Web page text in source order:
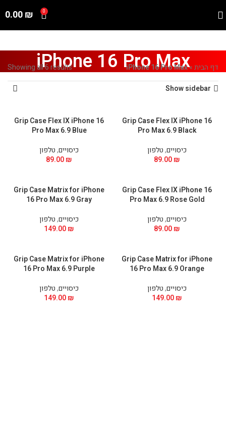
0
0.00₪
iPhone 16 Pro Max דף הבית»
iPhone 16 Pro Max
Showing all 6 results
Show sidebar
Grip Case Flex IX iPhone 16
Pro Max 6.9 Black
כיסויים,טלפון
89.00₪
Grip Case Flex IX iPhone 16
Pro Max 6.9 Blue
כיסויים,טלפון
89.00₪
Grip Case Flex IX iPhone 16
Pro Max 6.9 Rose Gold
כיסויים,טלפון
89.00₪
Grip Case Matrix for iPhone
16 Pro Max 6.9 Gray
כיסויים,טלפון
149.00₪
Grip Case Matrix for iPhone
16 Pro Max 6.9 Orange
כיסויים,טלפון
149.00₪
Grip Case Matrix for iPhone
16 Pro Max 6.9 Purple
כיסויים,טלפון
149.00₪